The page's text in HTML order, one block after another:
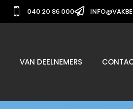
 040 20 86 000
VAN DEELNEMERS